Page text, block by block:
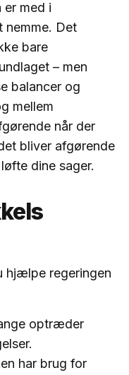
er med i
nemme. Det
bare
– men
balancer og
mellem
når der
bliver afgørende
dine sager.
hjælpe regeringen
optræder
har brug for